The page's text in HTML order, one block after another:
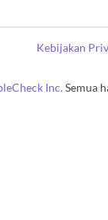
Kebijakan
Inc.Semua